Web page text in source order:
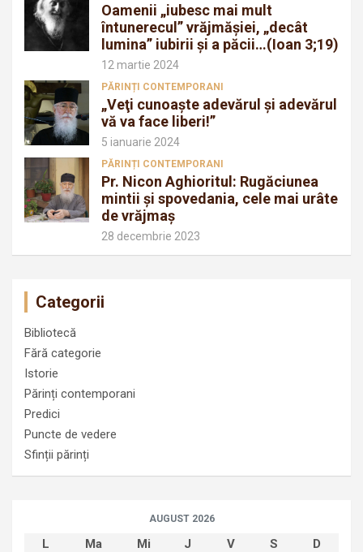
Oamenii „iubesc mai mult
întunerecul” vrăjmăşiei, „decât
lumina” iubirii şi a păcii…(Ioan 3;19)
12 martie 2024
PĂRINȚI CONTEMPORANI
„Veţi cunoaşte adevărul şi adevărul
vă va face liberi!”
5 ianuarie 2024
PĂRINȚI CONTEMPORANI
Pr. Nicon Aghioritul: Rugăciunea
mintii și spovedania, cele mai urâte
de vrăjmaș
28 decembrie 2023
Categorii
Bibliotecă
Fără categorie
Istorie
Părinți contemporani
Predici
Puncte de vedere
Sfinții părinți
AUGUST 2026
L Ma Mi J V S
D